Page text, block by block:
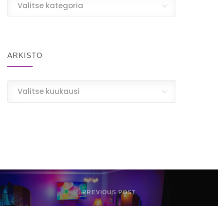
Valitse kategoria
ARKISTO
Valitse kuukausi
PREVIOUS POST